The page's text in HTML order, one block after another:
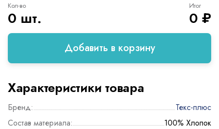
Кол-во
0 шт.
Итог
0 ₽
Добавить в корзину
Характеристики товара
Бренд:
Текс-плюс
Состав материала:
100% Хлопок